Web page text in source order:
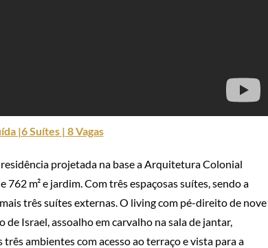
|6 Suítes | 8 Vagas
projetada na base a Arquitetura Colonial
m² e jardim. Com três espaçosas suítes, sendo a
três suítes externas. O living com pé-direito de nove
Israel, assoalho em carvalho na sala de jantar,
ambientes com acesso ao terraço e vista para a